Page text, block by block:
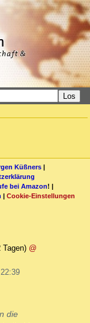
Los
Küßners |
bei Amazon! |
| Cookie-Einstellungen
Tagen) @
die